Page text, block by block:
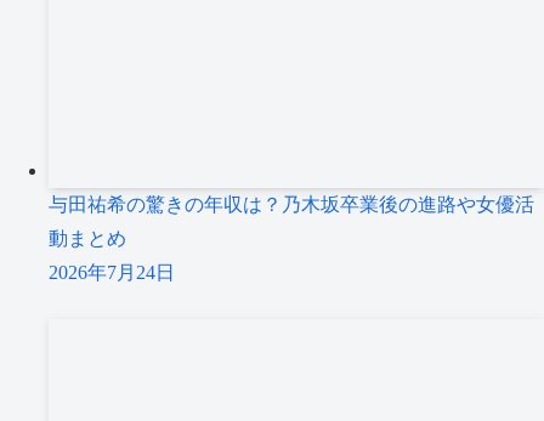
与田祐希の驚きの年収は？乃木坂卒業後の進路や女優活
動まとめ
2026年7月24日